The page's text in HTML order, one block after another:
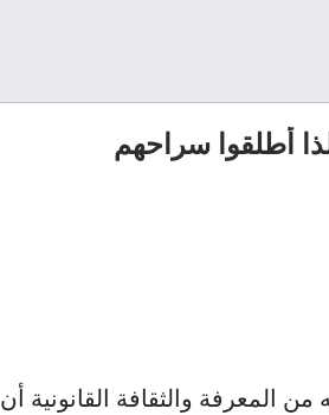
أطلقوا سراحهم
المعرفة والثقافة القانونية أن